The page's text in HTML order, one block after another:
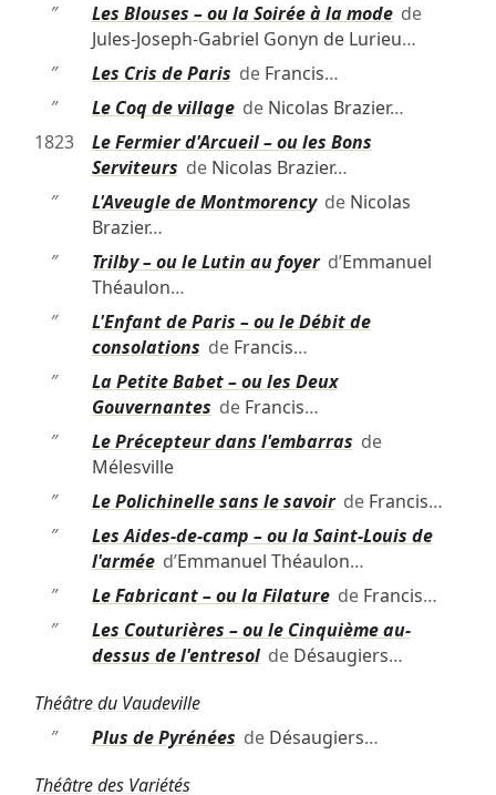
″
Les Blouses – ou la Soirée à la modede
Jules-Joseph-Gabriel Gonyn de Lurieu…
″
Les Cris de Paris de Francis…
″
Le Coq de villagede Nicolas Brazier…
1823
Le Fermier d'Arcueil – ou les Bons
Serviteurs de Nicolas Brazier…
″
L'Aveugle de Montmorencyde Nicolas
Brazier…
″
Trilby – ou le Lutin au foyerd’Emmanuel
Théaulon…
″
L'Enfant de Paris – ou le Débit de
consolations de Francis…
″
La Petite Babet – ou les Deux
Gouvernantes de Francis…
″
Le Précepteur dans l'embarras de
Mélesville
″
Le Polichinelle sans le savoirde Francis…
″
Les Aides-de-camp – ou la Saint-Louis de
l'arméed’Emmanuel Théaulon…
″
Le Fabricant – ou la Filaturede Francis…
″
Les Couturières – ou le Cinquième au-
dessus de l'entresolde Désaugiers…
Théâtre du Vaudeville
″
Plus de Pyrénées de Désaugiers…
Théâtre des Variétés